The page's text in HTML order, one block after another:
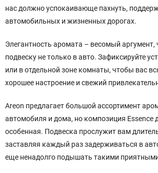
нас должно успокаивающе пахнуть,
автомобильных и жизненных дорогах.
Элегантность аромата – весомый аргумент,
подвеску не только в авто. Зафиксируйте
или в отдельной зоне комнаты, чтобы вас
хорошее настроение и свежий
Areon предлагает большой ассортимент
автомобиля и дома, но композиция Essence
особенная. Подвеска прослужит вам
заставляя каждый раз задерживаться в
еще ненадолго подышать такими